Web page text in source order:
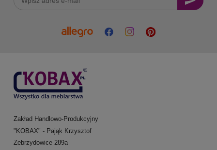
Zakład Handlowo-Produkcyjny
"KOBAX" - Pająk Krzysztof
Zebrzydowice 289a